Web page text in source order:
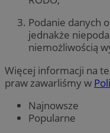
Podanie danych
jednakże
niemożliwością
Więcej informacji na
praw zawarliśmy w
Najnowsze
Popularne